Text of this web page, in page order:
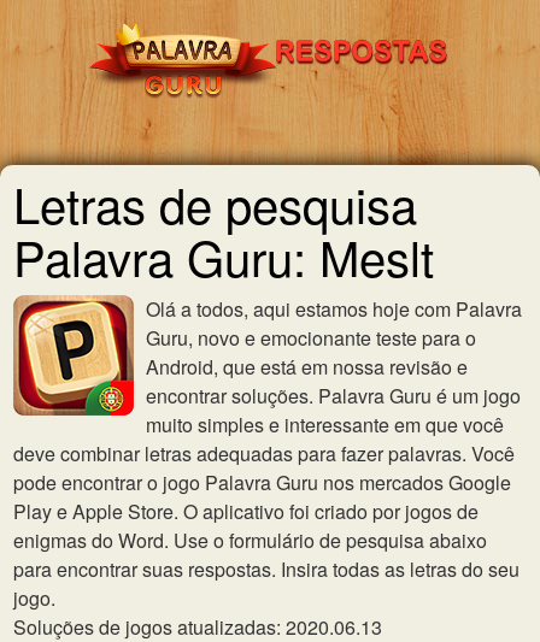
Letras de pesquisa
Palavra Guru: Meslt
Olá a todos, aqui estamos hoje com Palavra
Guru, novo e emocionante teste para o
Android, que está em nossa revisão e
encontrar soluções. Palavra Guru é um jogo
muito simples e interessante em que você
deve combinar letras adequadas para fazer palavras. Você
pode encontrar o jogo Palavra Guru nos mercados Google
Play e Apple Store. O aplicativo foi criado por jogos de
enigmas do Word. Use o formulário de pesquisa abaixo
para encontrar suas respostas. Insira todas as letras do seu
jogo.
Soluções de jogos atualizadas: 2020.06.13